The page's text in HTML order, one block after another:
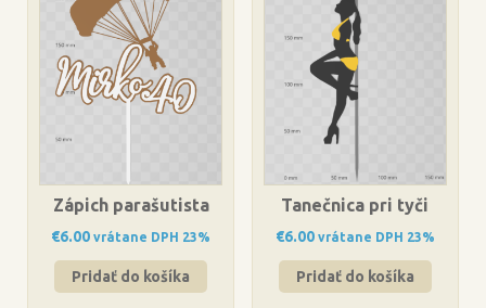
Zápich parašutista
€6.00 vrátane DPH 23%
Pridať do košíka
Tanečnica pri tyči
€6.00 vrátane DPH 23%
Pridať do košíka